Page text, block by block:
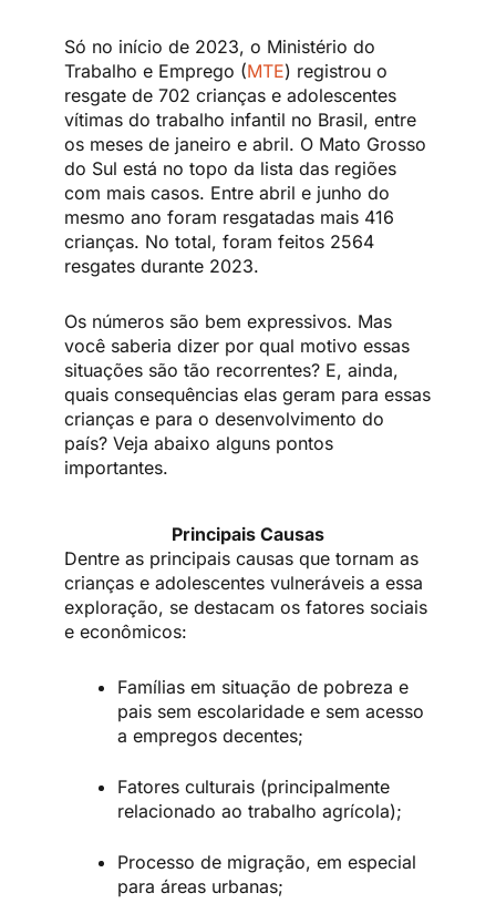
Só no início de 2023, o Ministério do
Trabalho e Emprego (MTE) registrou o
resgate de 702 crianças e adolescentes
vítimas do trabalho infantil no Brasil, entre
os meses de janeiro e abril. O Mato Grosso
do Sul está no topo da lista das regiões
com mais casos. Entre abril e junho do
mesmo ano foram resgatadas mais 416
crianças. No total, foram feitos 2564
resgates durante 2023.
Os números são bem expressivos. Mas
você saberia dizer por qual motivo essas
situações são tão recorrentes? E, ainda,
quais consequências elas geram para essas
crianças e para o desenvolvimento do
país? Veja abaixo alguns pontos
importantes.
Principais Causas
Dentre as principais causas que tornam as
crianças e adolescentes vulneráveis a essa
exploração, se destacam os fatores sociais
e econômicos:
Famílias em situação de pobreza e
pais sem escolaridade e sem acesso
a empregos decentes;
Fatores culturais (principalmente
relacionado ao trabalho agrícola);
Processo de migração, em especial
para áreas urbanas;